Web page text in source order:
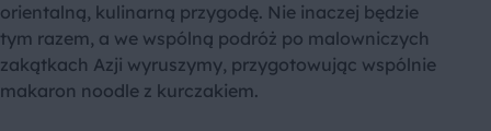
orientalną, kulinarną przygodę. Nie inaczej będzie
tym razem, a we wspólną podróż po malowniczych
zakątkach Azji wyruszymy, przygotowując wspólnie
makaron noodle z kurczakiem.